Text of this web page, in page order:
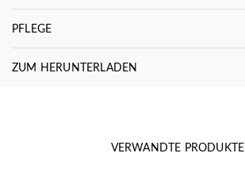
PFLEGE
ZUM HERUNTERLADEN
VERWANDTE PRODUKTE